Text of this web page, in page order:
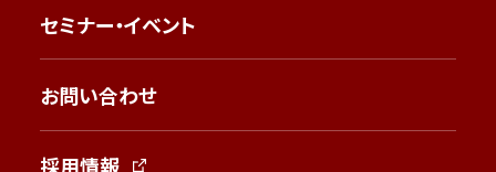
セミナー・イベント
お問い合わせ
採用情報